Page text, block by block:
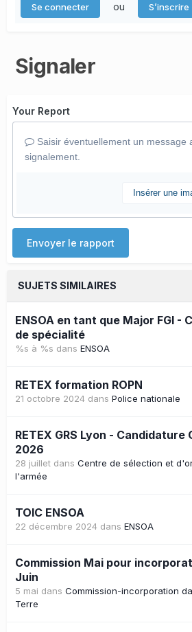
Se connecter ou S’inscrire
Signaler
Your Report
Saisir éventuellement un message
signalement.
Insérer une
Envoyer le rapport
SUJETS SIMILAIRES
ENSOA en tant que Major FGI -
de spécialité
%s à %s dans ENSOA
RETEX formation ROPN
21 octobre 2024 dans Police nationale
RETEX GRS Lyon - Candidature
2026
28 juillet dans Centre de sélection et
l'armée
TOIC ENSOA
22 décembre 2024 dans ENSOA
Commission Mai pour
Juin
5 mai dans Commission-incorporation
Terre